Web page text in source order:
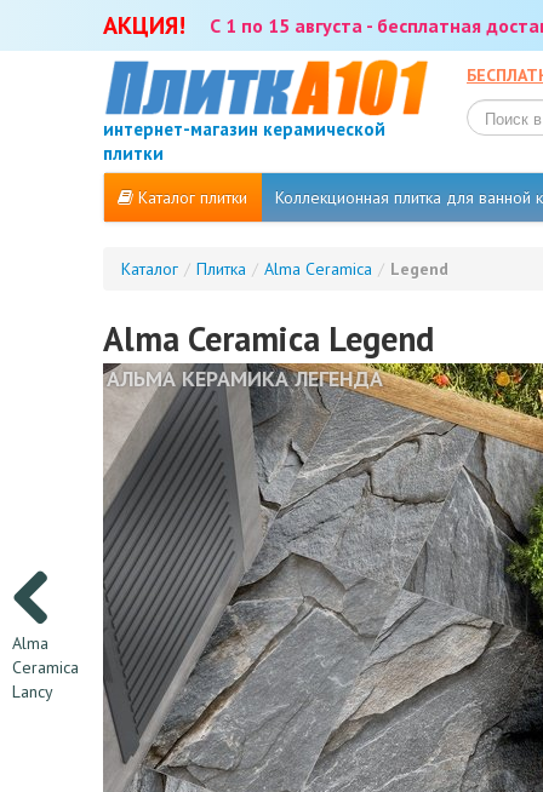
АКЦИЯ! С 1 по 15 августа - бесплатная
интернет-магазин керамической
плитки
Каталог плитки Коллекционная плитка для ванной
Каталог / Плитка / Alma Ceramica / Legend
Alma
Ceramica
Lancy
Alma Ceramica Legend
АЛЬМА КЕРАМИКА ЛЕГЕНДА